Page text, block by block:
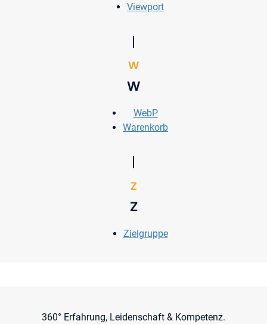
Viewport
W
W
WebP
Warenkorb
Z
Z
Zielgruppe
360° Erfahrung, Leidenschaft & Kompetenz.